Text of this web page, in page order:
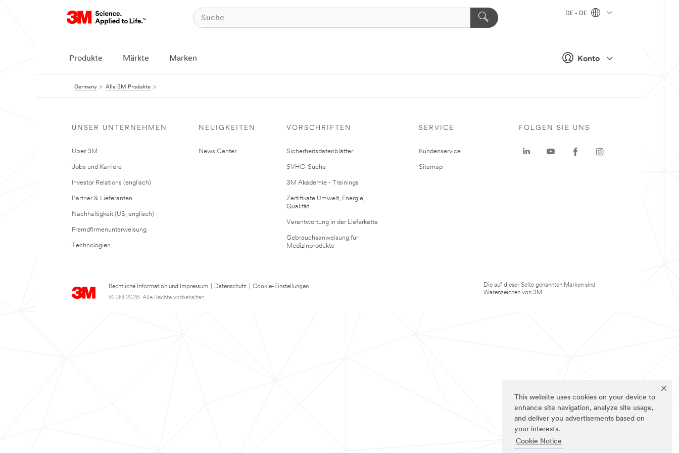
This website uses cookies on your device to
enhance site navigation, analyze site usage,
and deliver you advertisements based on
your interests.
Cookie Notice
Konto
DE - DE
Produkte Märkte Marken
Germany Alle 3M Produkte
UNSER UNTERNEHMEN
Über 3M
Jobs und Karriere
Investor Relations (englisch)
Partner & Lieferanten
Nachhaltigkeit (US, englisch)
Fremdfirmenunterweisung
Technologien
NEUIGKEITEN
News Center
VORSCHRIFTEN
Sicherheitsdatenblätter
SVHC-Suche
3M Akademie - Trainings
Zertifikate Umwelt, Energie,
Qualität
Verantwortung in der Lieferkette
Gebrauchsanweisung für
Medizinprodukte
SERVICE
Kundenservice
Sitemap
Rechtliche Information und Impressum Datenschutz
Cookie-Einstellungen
© 3M 2026. Alle Rechte vorbehalten..
FOLGEN SIE UNS
Die auf dieser Seite genannten Marken sind
Warenzeichen von 3M.